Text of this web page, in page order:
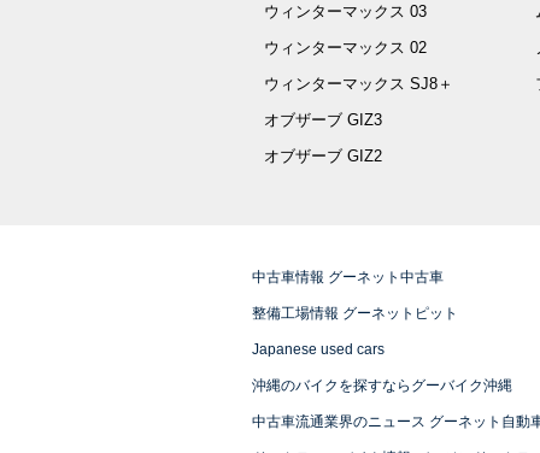
ウィンターマックス 03
ウィンターマックス 02
ウィンターマックス SJ8＋
オブザーブ GIZ3
オブザーブ GIZ2
中古車情報 グーネット中古車
整備工場情報 グーネットピット
Japanese used cars
沖縄のバイクを探すならグーバイク沖縄
中古車流通業界のニュース グーネット自動